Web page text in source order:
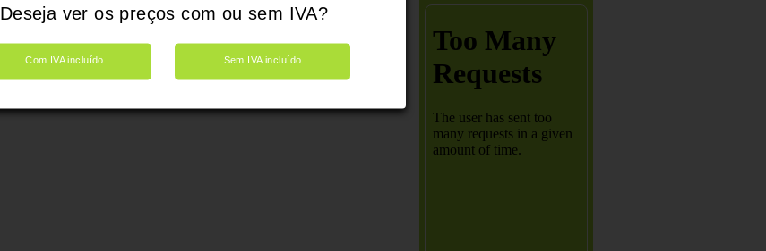
Deseja ver os preços com ou sem IVA?
Com IVA incluído Sem IVA incluído